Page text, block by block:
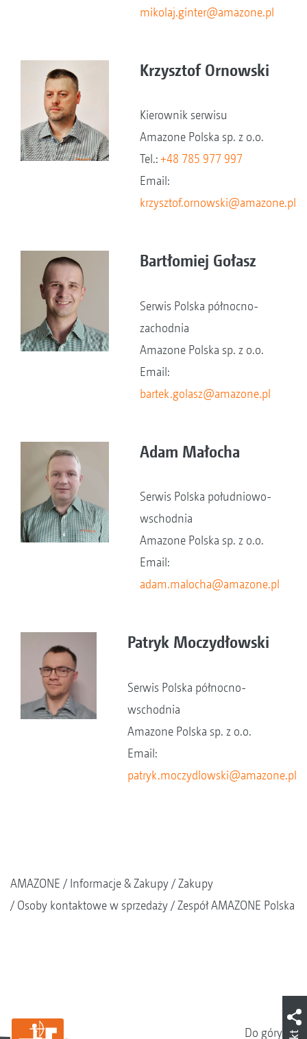
mikolaj.ginter@amazone.pl
Krzysztof Ornowski
Kierownik serwisu
Amazone Polska sp. z o.o.
Tel.:+48 785 977 997
Email:
krzysztof.ornowski@amazone.pl
Bartłomiej Gołasz
Serwis Polska północno-
zachodnia
Amazone Polska sp. z o.o.
Email:
bartek.golasz@amazone.pl
Adam Małocha
Serwis Polska południowo-
wschodnia
Amazone Polska sp. z o.o.
Email:
adam.malocha@amazone.pl
Patryk Moczydłowski
Serwis Polska północno-
wschodnia
Amazone Polska sp. z o.o.
Email:
patryk.moczydlowski@amazone.pl
AMAZONE Informacje & Zakupy
Zakupy
Osoby kontaktowe w sprzedaży
Zespół AMAZONE Polska
Do góry